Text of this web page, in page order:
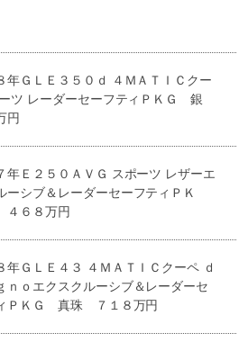
年ＧＬＥ３５０ｄ ４ＭＡＴＩＣクー
ツ レーダーセーフティＰＫＧ 銀
円
年Ｅ２５０ＡＶＧ スポーツ レザーエ
ーシブ＆レーダーセーフティＰＫ
６８万円
年ＧＬＥ４３ ４ＭＡＴＩＣクーペ ｄ
ｎｏエクスクルーシブ＆レーダーセ
ＰＫＧ 真珠 ７１８万円